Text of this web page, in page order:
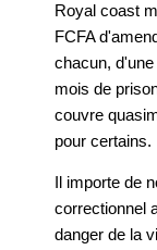
Royal coast
FCFA
chacun,
mois de
couvre
pour certains.
Il importe de
correctionnel
danger de la